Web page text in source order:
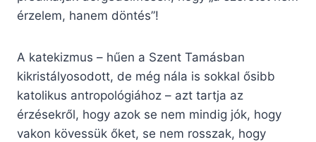
érzelem, hanem döntés”!
A katekizmus – hűen a Szent Tamásban
kikristályosodott, de még nála is sokkal ősibb
katolikus antropológiához – azt tartja az
érzésekről, hogy azok se nem mindig jók, hogy
vakon kövessük őket, se nem rosszak, hogy